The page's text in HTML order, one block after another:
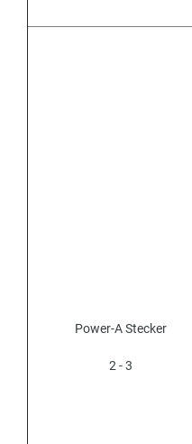
Power-A Stecker
2 - 3